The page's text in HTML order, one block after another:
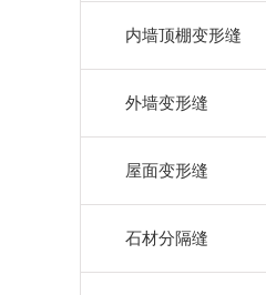
内墙顶棚变形缝
外墙变形缝
屋面变形缝
石材分隔缝